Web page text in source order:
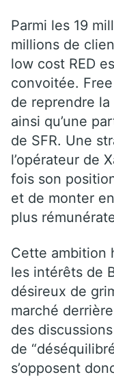
Parmi les 19
millions de
low cost RED
convoitée.
de reprendre la
ainsi qu’une
de SFR. Une
l’opérateur de
fois son
et de monter
plus
Cette ambition
les intérêts de
désireux de
marché
des
de
s’opposent